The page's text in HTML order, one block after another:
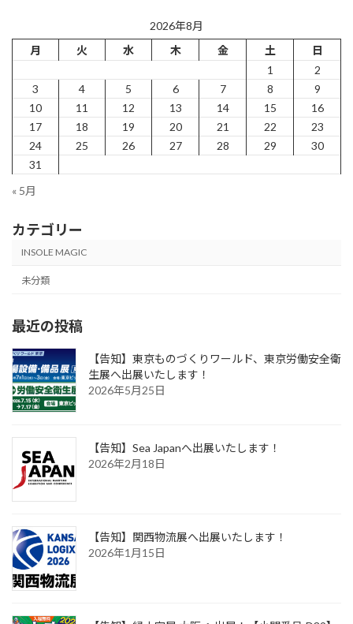
の
ペ
ジ
送
り
ー
ジ
ー
ジ
ジ
2026年8月
月
火 水 木 金 土
日
1
2
3
4 5 6 7 8
9
10
11 12 13 14 15
16
17
18 19 20 21 22
23
24
25 26 27 28 29
30
31
« 5月
カテゴリー
INSOLE MAGIC
未分類
最近の投稿
【告知】東京ものづくりワールド、東京労働安全衛
生展へ出展いたします！
2026年5月25日
【告知】Sea Japanへ出展いたします！
2026年2月18日
【告知】関西物流展へ出展いたします！
2026年1月15日